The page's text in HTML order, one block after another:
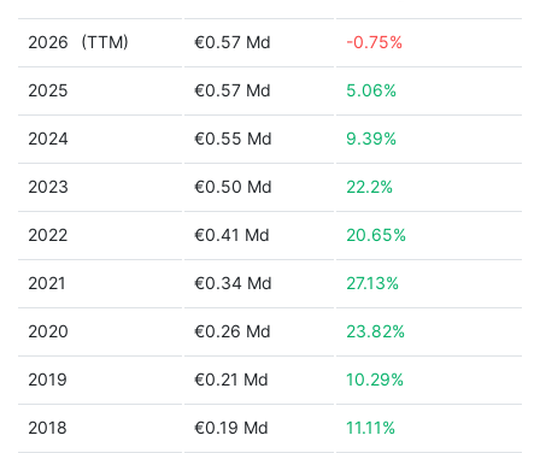
2026 (TTM) €0.57 Md -0.75%
2025 €0.57 Md 5.06%
2024 €0.55 Md 9.39%
2023 €0.50 Md 22.2%
2022 €0.41 Md 20.65%
2021 €0.34 Md 27.13%
2020 €0.26 Md 23.82%
2019 €0.21 Md 10.29%
2018 €0.19 Md 11.11%